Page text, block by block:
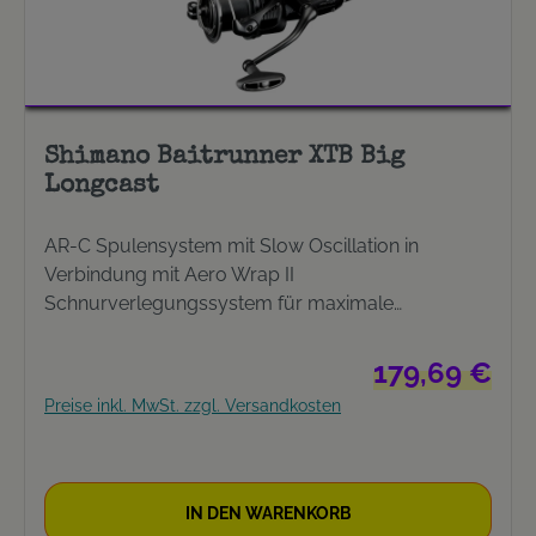
Shimano Baitrunner XTB Big
Longcast
AR-C Spulensystem mit Slow Oscillation in
Verbindung mit Aero Wrap II
Schnurverlegungssystem für maximale
optimale Kraftübertragung und ein Maximum an
Stabilität. Extrem leichtgängig. Überarbeitet.
Features HAGANE GEARDas HAGANE-Getriebe
maschinelle Bearbeitung. Dieser
Regulärer Preis:
179,69 €
Preise inkl. MwSt. zzgl. Versandkosten
IN DEN WARENKORB